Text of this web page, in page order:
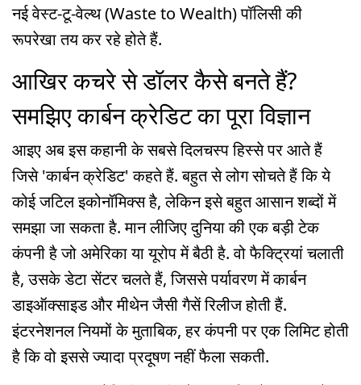
नई वेस्ट-टू-वेल्थ (Waste to Wealth) पॉलिसी की
रूपरेखा तय कर रहे होते हैं.
आखिर कचरे से डॉलर कैसे बनते हैं?
समझिए कार्बन क्रेडिट का पूरा विज्ञान
आइए अब इस कहानी के सबसे दिलचस्प हिस्से पर आते हैं
जिसे 'कार्बन क्रेडिट' कहते हैं. बहुत से लोग सोचते हैं कि ये
कोई जटिल इकोनॉमिक्स है, लेकिन इसे बहुत आसान शब्दों में
समझा जा सकता है. मान लीजिए दुनिया की एक बड़ी टेक
कंपनी है जो अमेरिका या यूरोप में बैठी है. वो फैक्ट्रियां चलाती
है, उसके डेटा सेंटर चलते हैं, जिससे पर्यावरण में कार्बन
डाइऑक्साइड और मीथेन जैसी गैसें रिलीज होती हैं.
इंटरनेशनल नियमों के मुताबिक, हर कंपनी पर एक लिमिट होती
है कि वो इससे ज्यादा प्रदूषण नहीं फैला सकती.